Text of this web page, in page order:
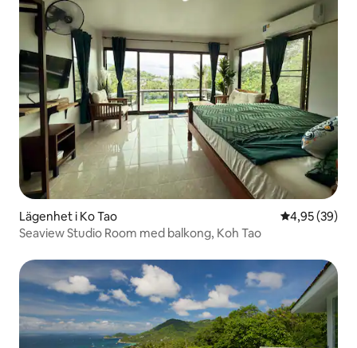
Lägenhet i Ko Tao 4,95 av 5 i
4,95 (39)
Seaview Studio Room med balkong, Koh Tao